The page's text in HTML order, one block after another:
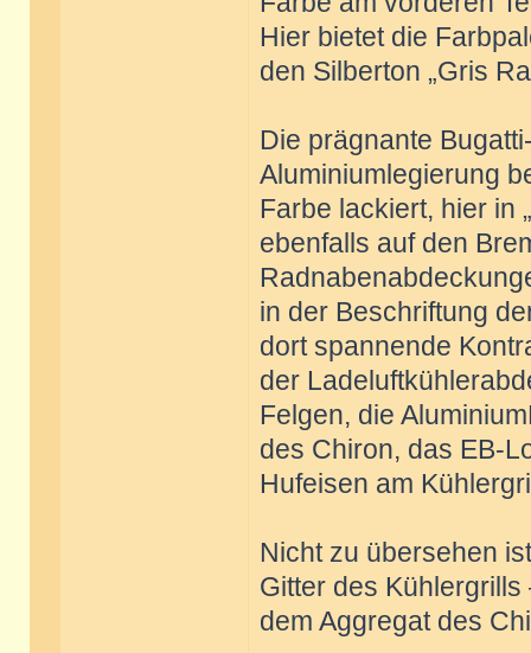
Hier bietet die
den Silberton „Gris
Die prägnante
Aluminiumlegierung
Farbe lackiert, hier in
ebenfalls auf den
in der Beschriftung
dort spannende
der
Felgen, die
des Chiron, das EB-
Hufeisen am
Nicht zu übersehen
Gitter des
dem Aggregat des